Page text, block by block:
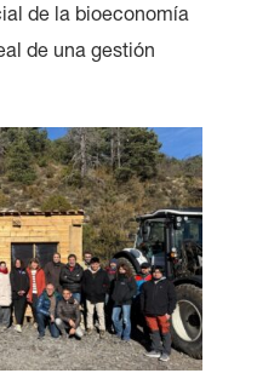
de la bioeconomía
de una gestión